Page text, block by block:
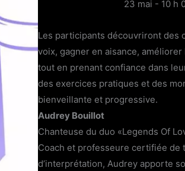
23 mai - 10 h
Les participants découvriront
voix, gagner en aisance,
tout en prenant confiance dans
des exercices pratiques et des
bienveillante et progressive.
Audrey Bouillot
Chanteuse du duo «Legends Of
Coach et professeure certifiée de
d’interprétation, Audrey apporte